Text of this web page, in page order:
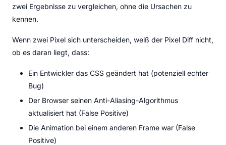
zwei Ergebnisse zu vergleichen, ohne die Ursachen zu
kennen.
Wenn zwei Pixel sich unterscheiden, weiß der Pixel Diff nicht,
ob es daran liegt, dass:
Ein Entwickler das CSS geändert hat (potenziell echter
Bug)
Der Browser seinen Anti-Aliasing-Algorithmus
aktualisiert hat (False Positive)
Die Animation bei einem anderen Frame war (False
Positive)